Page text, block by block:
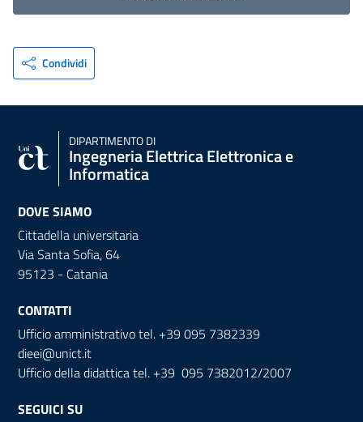
Condividi
DIPARTIMENTO DI
Ingegneria Elettrica Elettronica e
Informatica
DOVE SIAMO
Cittadella universitaria
Via Santa Sofia, 64
95123 - Catania
CONTATTI
Ufficio amministrativo tel. +39 095 7382339
dieei@unict.it
Ufficio della didattica tel. +39 095 7382012/2007
SEGUICI SU